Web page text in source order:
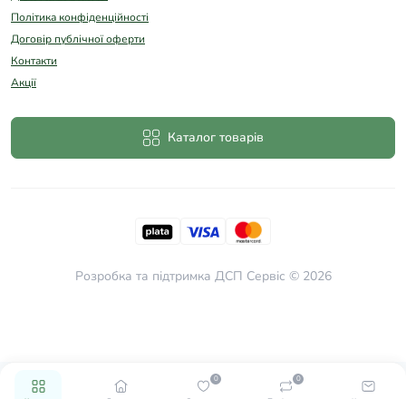
0 0
Політика конфіденційності
Договір публічної оферти
Контакти
Акції
Каталог товарів
Розробка та підтримка ДСП Сервіс © 2026